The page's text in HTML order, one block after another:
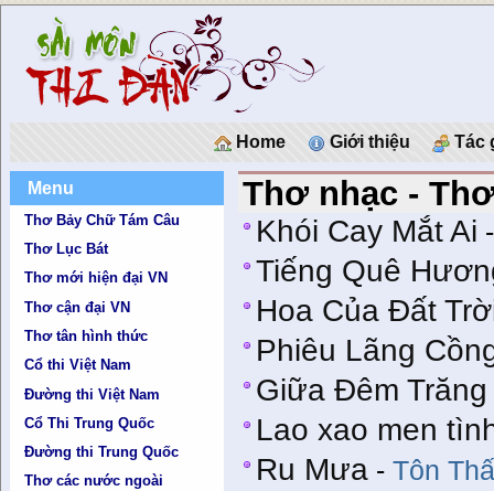
Home Giới thiệu Tác
Menu
Thơ Bảy Chữ Tám Câu
Thơ Lục Bát
Thơ mới hiện đại VN
Thơ cận đại VN
Thơ tân hình thức
Cổ thi Việt Nam
Đường thi Việt Nam
Cổ Thi Trung Quốc
Đường thi Trung Quốc
Thơ các nước ngoài
Thơ nhạc -
Khói Cay Mắt Ai
Tiếng Quê
Hoa Của Đất
Phiêu Lãng
Giữa Đêm
Lao xao men
Ru Mưa -Tôn